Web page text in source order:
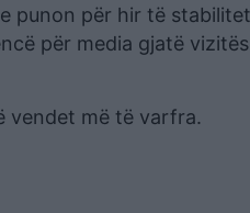
punon për hir të
për media gjatë
vendet më të varfra.